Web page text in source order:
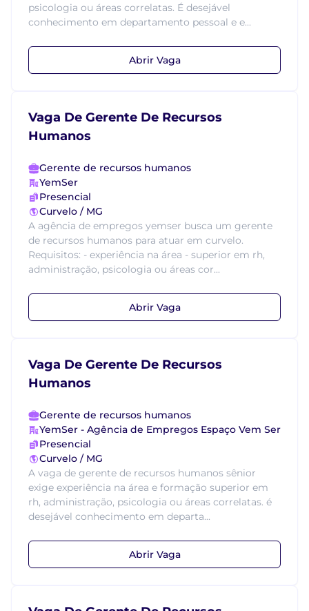
psicologia ou áreas correlatas. É desejável
conhecimento em departamento pessoal e e...
Abrir Vaga
Vaga De Gerente De Recursos
Humanos
Gerente de recursos humanos
YemSer
Presencial
Curvelo / MG
A agência de empregos yemser busca um gerente
de recursos humanos para atuar em curvelo.
Requisitos: - experiência na área - superior em rh,
administração, psicologia ou áreas cor...
Abrir Vaga
Vaga De Gerente De Recursos
Humanos
Gerente de recursos humanos
YemSer - Agência de Empregos Espaço Vem Ser
Presencial
Curvelo / MG
A vaga de gerente de recursos humanos sênior
exige experiência na área e formação superior em
rh, administração, psicologia ou áreas correlatas. é
desejável conhecimento em departa...
Abrir Vaga